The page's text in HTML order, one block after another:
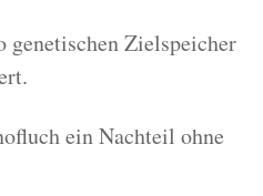
genetischen Zielspeicher
ein Nachteil ohne